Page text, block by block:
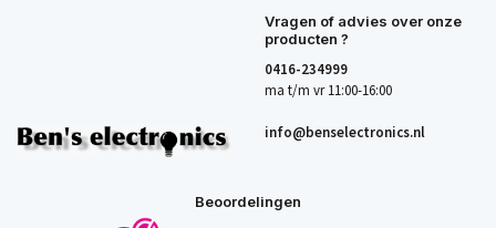
Vragen of advies over onze
producten ?
0416-234999
ma t/m vr 11:00-16:00
info@benselectronics.nl
Beoordelingen